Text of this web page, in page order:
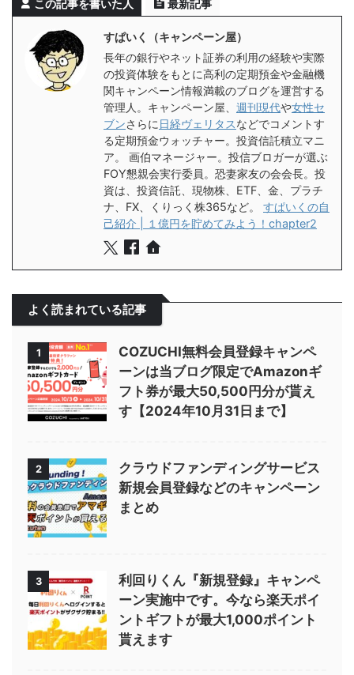
この記事を書いた人 最新記事
すぱいく（キャンペーン屋）
長年の銀行やネット証券の利用の経験や実際
の投資体験をもとに高利の定期預金や金融機
関キャンペーン情報満載のブログを運営する
管理人。キャンペーン屋、 週刊現代や女性セ
ブンさらに 日経ヴェリタスなどでコメントす
る定期預金ウォッチャー。投資信託積立マニ
ア。 画伯マネージャー。投信ブロガーが選ぶ
FOY懇親会実行委員。恐妻家友の会会長。投
資は、投資信託、現物株、ETF、金、プラチ
ナ、FX、くりっく株365など。 すぱいくの自
己紹介 | １億円を貯めてみよう！chapter2
よく読まれている記事
1
COZUCHI無料会員登録キャンペ
ーンは当ブログ限定でAmazonギ
フト券が最大50,500円分が貰え
す【2024年10月31日まで】
2
クラウドファンディングサービス
新規会員登録などのキャンペーン
まとめ
3
利回りくん『新規登録』キャンペ
ーン実施中です。今なら楽天ポイ
ントギフトが最大1,000ポイント
貰えます